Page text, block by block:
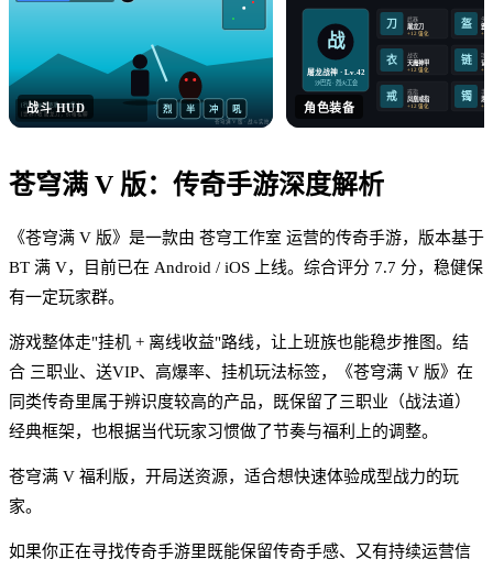
烈 半 冲 吼
[行会] 沙巴克晚 8 点集合！
[世界] 收 屠龙刀，价格私聊
苍穹满 V 版· 战斗实拍
战斗 HUD
战
屠龙战神 · Lv.42
沙巴克 · 烈火工会
刀 武器
屠龙刀
+12 强化
盔 头盔
霸
+12
衣 战衣
天魔神甲
+12 强化
链 项链
记
+12
戒 戒指
凤凰戒指
+12 强化
镯 手镯
思
+12
角色装备
苍穹满 V 版： 传奇手游深度解析
《苍穹满 V 版》是一款由 苍穹工作室 运营的传奇手游，版本基于
BT 满 V，目前已在 Android / iOS 上线。综合评分 7.7 分，稳健保
有一定玩家群。
游戏整体走"挂机 + 离线收益"路线，让上班族也能稳步推图。结
合 三职业、送VIP、高爆率、挂机玩法标签，《苍穹满 V 版》在
同类传奇里属于辨识度较高的产品，既保留了三职业（战法道）
经典框架，也根据当代玩家习惯做了节奏与福利上的调整。
苍穹满 V 福利版，开局送资源，适合想快速体验成型战力的玩
家。
如果你正在寻找传奇手游里既能保留传奇手感、又有持续运营信